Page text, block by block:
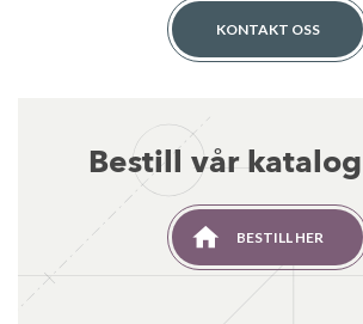
KONTAKT OSS
Bestill vår
BESTILL HER